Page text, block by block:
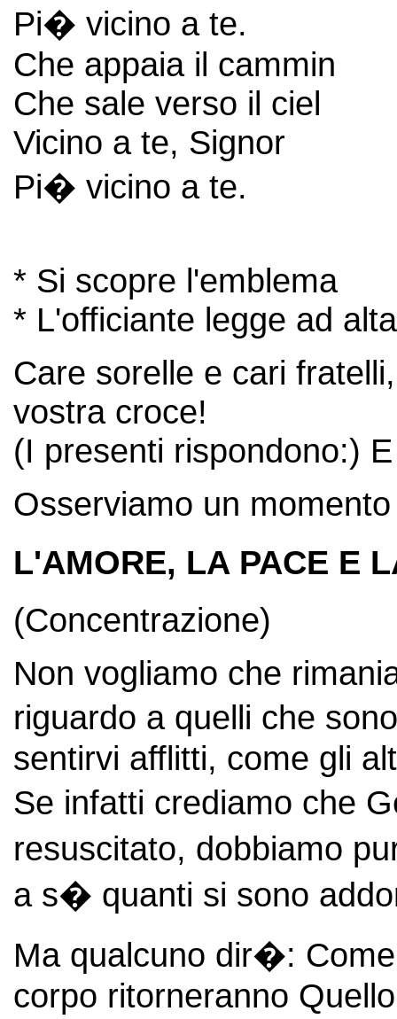
Pi� vicino a te.
Che appaia il cammin
Che sale verso il ciel
Vicino a te, Signor
Pi� vicino a te.
* Si scopre l'emblema
* L'officiante legge ad
Care sorelle e cari
vostra croce!
(I presenti rispondono:)
Osserviamo un
L'AMORE, LA PACE E
(Concentrazione)
Non vogliamo che
riguardo a quelli che
sentirvi afflitti, come gli
Se infatti crediamo che
resuscitato, dobbiamo
a s� quanti si sono
Ma qualcuno dir�:
corpo ritorneranno